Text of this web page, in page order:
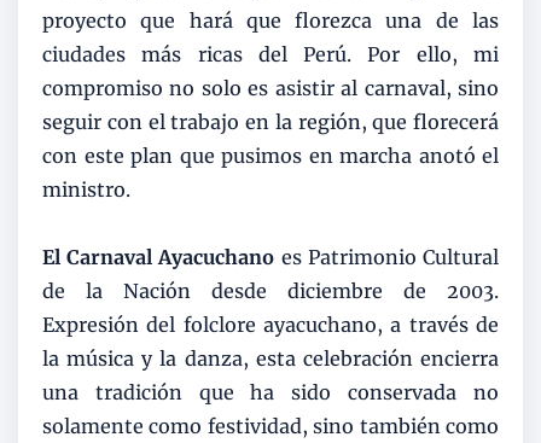
proyecto que hará que florezca una de las
ciudades más ricas del Perú. Por ello, mi
compromiso no solo es asistir al carnaval, sino
seguir con el trabajo en la región, que florecerá
con este plan que pusimos en marcha anotó el
ministro.
El Carnaval Ayacuchano es Patrimonio Cultural
de la Nación desde diciembre de 2003.
Expresión del folclore ayacuchano, a través de
la música y la danza, esta celebración encierra
una tradición que ha sido conservada no
solamente como festividad, sino también como